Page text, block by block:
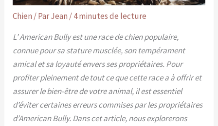
Chien / ParJean /4 minutes de lecture
L’ American Bully est une race de chien populaire,
connue pour sa stature musclée, son tempérament
amical et sa loyauté envers ses propriétaires. Pour
profiter pleinement de tout ce que cette race a à offrir et
assurer le bien-être de votre animal, il est essentiel
d’éviter certaines erreurs commises par les propriétaires
d’American Bully. Dans cet article, nous explorerons